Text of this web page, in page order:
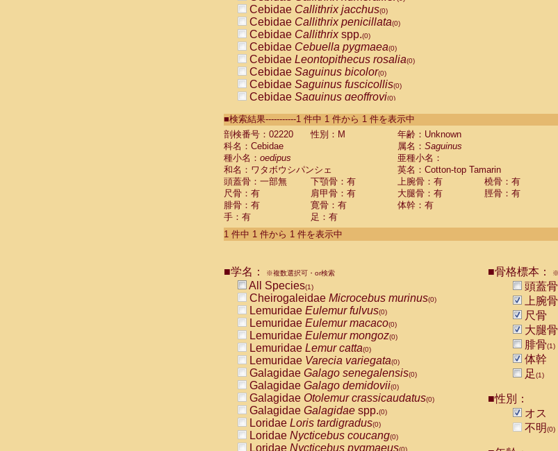
Cebidae Callithrix jacchus(0)
Cebidae Callithrix penicillata(0)
Cebidae Callithrixspp.(0)
Cebidae Cebuella pygmaea(0)
Cebidae Leontopithecus rosalia(0)
Cebidae Saguinus bicolor(0)
Cebidae Saguinus fuscicollis(0)
Cebidae Saguinus geoffroyi(0)
CebidaeSaguinus labiatus(0)
Cebidae Saguinus leucopus (0)
Cebidae
Cebidae
CebidaeSaguinus nigricollis (0)
Cebidae Saguinus oedipus
Cebidae Saguinus weddelli
Cebidae Saguinusspp.
Cebidae Aotus trivirgatus
Cebidae Cebus albifrons
CebidaeCebus nigrivittatus
CebidaeCebus
CebidaeSaimiri boliviensis(0)
CebidaeSaimiri sciureus(0)
AtelidaeAlouatta caraya(0)
AtelidaeAlouatta fusca(0)
AtelidaeAlouatta seniculus
AtelidaeAlouattaspp.(0)
AtelidaeAteles belzebuth(0)
AtelidaeAteles geoffroyi(0)
AtelidaeAteles paniscus(0)
AtelidaeAtelesspp.(0)
Atelidae Lagothrix lagothricha
AtelidaeLagothrix lagothricha cana
PitheciidaeCacajao calvus rubicundus
■検索結果-----------1 件中 1 件から 1 件を表示中
剖検番号：02220
性別：M
年齢：Unknown
科名：Cebidae
属名： Saguinus
種小名： oedipus
亜種小名：
和名：ワタボウシパンシェ
英名：Cotton-top Tamarin
頭蓋骨：一部無
下顎骨：有 上腕骨：有
橈骨：有
尺骨：有
肩甲骨：有 大腿骨：有
脛骨：有
腓骨：有
寛骨：有
体幹：有
手：有
足：有
1 件中 1 件から 1 件を表示中
■学名： ※複数選択可・or検索
All Species(1)
Cheirogaleidae Microcebus murinus(0)
Lemuridae Eulemur fulvus(0)
Lemuridae Eulemur macaco(0)
Lemuridae Eulemur mongoz(0)
Lemuridae Lemur catta(0)
Lemuridae Varecia variegata(0)
Galagidae Galago senegalensis(0)
Galagidae Galago demidovii(0)
Galagidae Otolemur crassicaudatus(0)
Galagidae Galagidae spp.(0)
Loridae Loris tardigradus(0)
Loridae Nycticebus coucang(0)
Loridae Nycticebus pygmaeus(0)
■骨格標本：
頭蓋骨
上腕骨
尺骨
大腿骨
腓骨(1)
体幹
足(1)
■性別：
オス
不明(0)